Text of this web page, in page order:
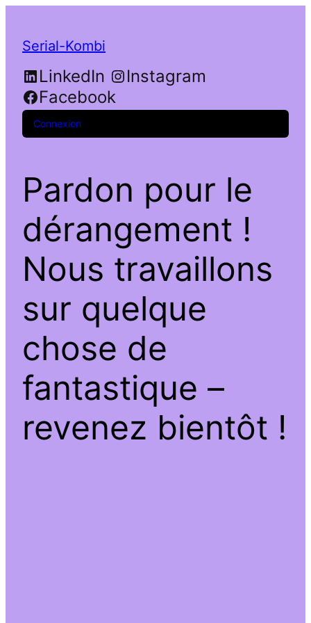
Serial-Kombi
LinkedIn
Instagram
Facebook
Connexion
Pardon pour le
dérangement !
Nous travaillons
sur quelque
chose de
fantastique –
revenez bientôt !